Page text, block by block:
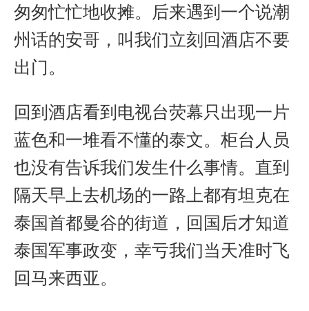
匆匆忙忙地收摊。后来遇到一个说潮
州话的安哥，叫我们立刻回酒店不要
出门。
回到酒店看到电视台荧幕只出现一片
蓝色和一堆看不懂的泰文。柜台人员
也没有告诉我们发生什么事情。直到
隔天早上去机场的一路上都有坦克在
泰国首都曼谷的街道，回国后才知道
泰国军事政变，幸亏我们当天准时飞
回马来西亚。